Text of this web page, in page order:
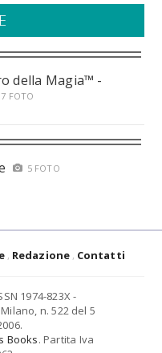
della Magia™ -
FOTO
5 FOTO
Redazione Contatti
1974-823X -
n. 522 del 5
Books. Partita Iva